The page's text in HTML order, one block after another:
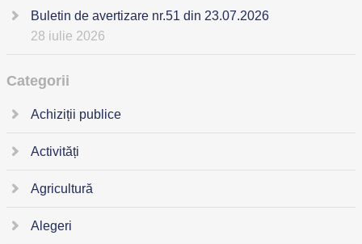
Buletin de avertizare nr.51 din 23.07.2026
28 iulie 2026
Categorii
Achiziții publice
Activități
Agricultură
Alegeri